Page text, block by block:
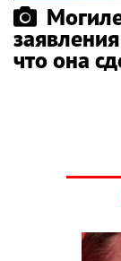
что она